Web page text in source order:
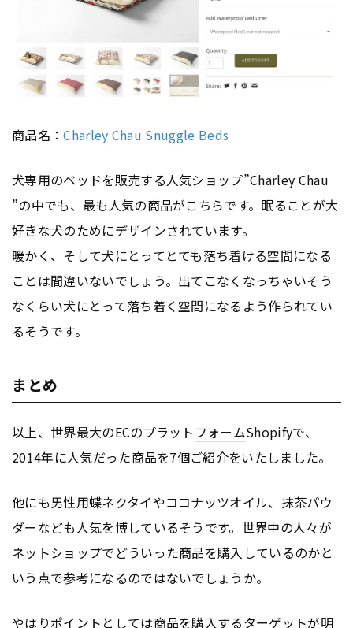
商品名：Charley Chau Snuggle Beds
犬専用のベッドを販売する人気ショップ”Charley Chau
”の中でも、最も人気の商品がこちらです。眠ることが大
好きな犬のためにデザインされています。
暖かく、そして犬にとってとても落ち着ける空間になる
ことは間違いないでしょう。出てこなくなっちゃいそう
なくらい犬にとって落ち着く空間になるよう作られてい
るそうです。
まとめ
以上、世界最大のECのプラット フォームShopifyで、
2014年に人気だった商品を7個ご紹介をいたしました。
他にも男性用蝶ネクタイやココナッツオイル、抹茶パウ
ダーなども人気を博しているそうです。世界中の人々が
ネットショップでどういった商品を購入しているのかと
いう点で参考になるのではないでしょうか。
やはりポイントとしては商品を購入するターゲットが明